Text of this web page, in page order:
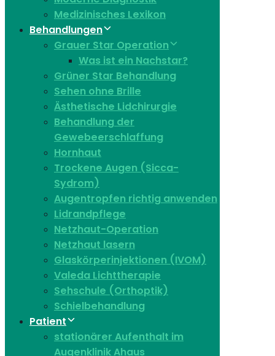
Medizinisches Lexikon
Behandlungen
Grauer Star Operation
Was ist ein Nachstar?
Grüner Star Behandlung
Sehen ohne Brille
Ästhetische Lidchirurgie
Behandlung der
Gewebeerschlaffung
Hornhaut
Trockene Augen (Sicca-
Sydrom)
Augentropfen richtig anwenden
Lidrandpflege
Netzhaut-Operation
Netzhaut lasern
Glaskörperinjektionen (IVOM)
Valeda Lichttherapie
Sehschule (Orthoptik)
Schielbehandlung
Patient
stationärer Aufenthalt im
Augenklinik Ahaus